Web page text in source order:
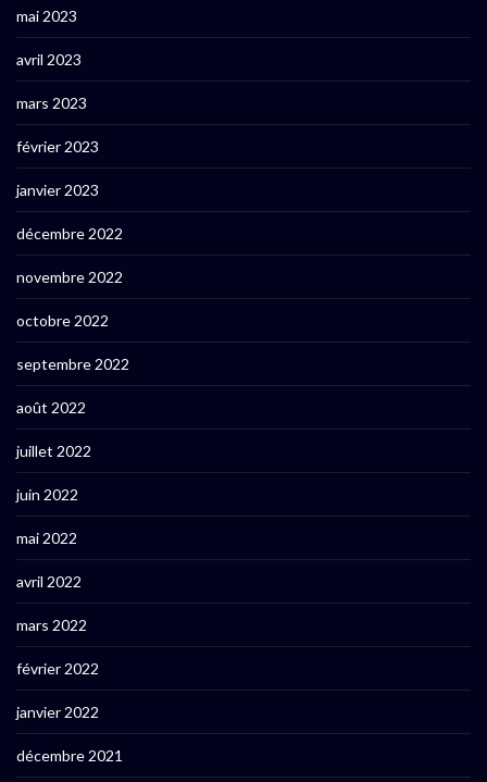
mai 2023
avril 2023
mars 2023
février 2023
janvier 2023
décembre 2022
novembre 2022
octobre 2022
septembre 2022
août 2022
juillet 2022
juin 2022
mai 2022
avril 2022
mars 2022
février 2022
janvier 2022
décembre 2021